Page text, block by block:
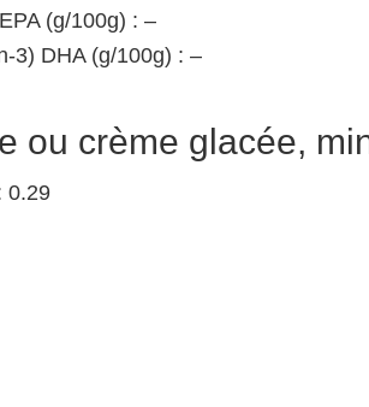
(g/100g) : –
3) DHA (g/100g) : –
ou crème glacée,
0.29